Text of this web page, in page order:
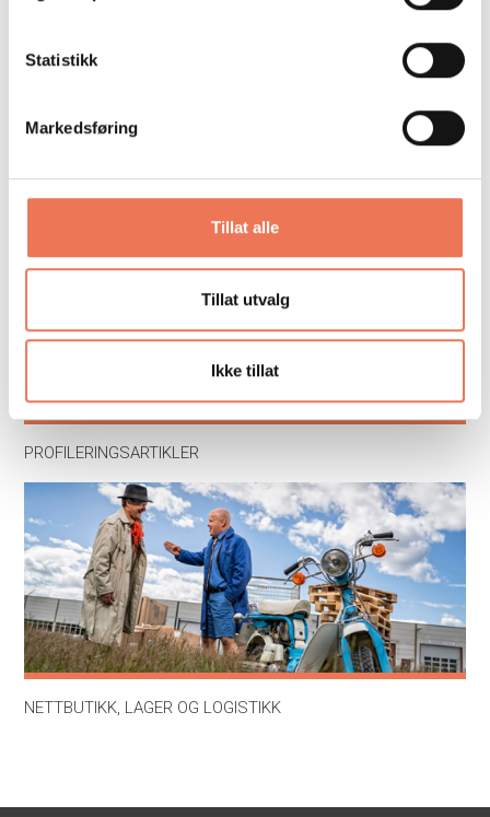
Statistikk
Markedsføring
Tillat alle
Tillat utvalg
Ikke tillat
STORFORMAT
PROFILERINGSARTIKLER
NETTBUTIKK, LAGER OG LOGISTIKK